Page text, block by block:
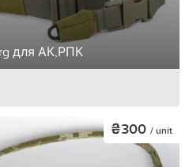
для АК,РПК
₴300 / unit